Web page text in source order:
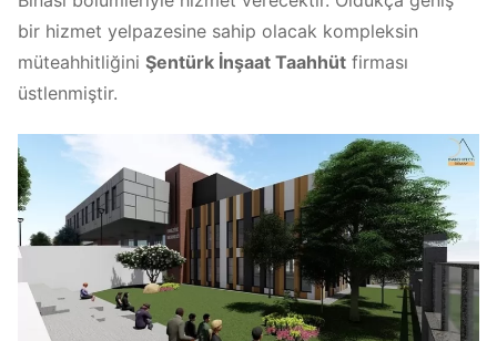
bir hizmet yelpazesine sahip olacak kompleksin
müteahhitliğini Şentürk İnşaat Taahhüt firması
üstlenmiştir.